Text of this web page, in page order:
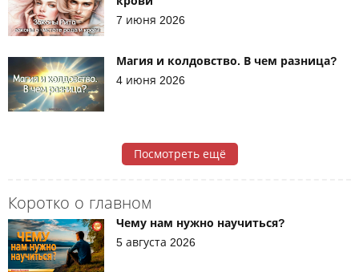
Коротко о главном
Чему нам нужно научиться?
5 августа 2026
7 июня 2026
Магия и колдовство. В чем разница?
4 июня 2026
Посмотреть ещё